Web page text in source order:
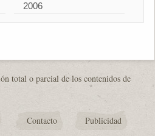
2006
total o parcial de los contenidos de
Contacto Publicidad